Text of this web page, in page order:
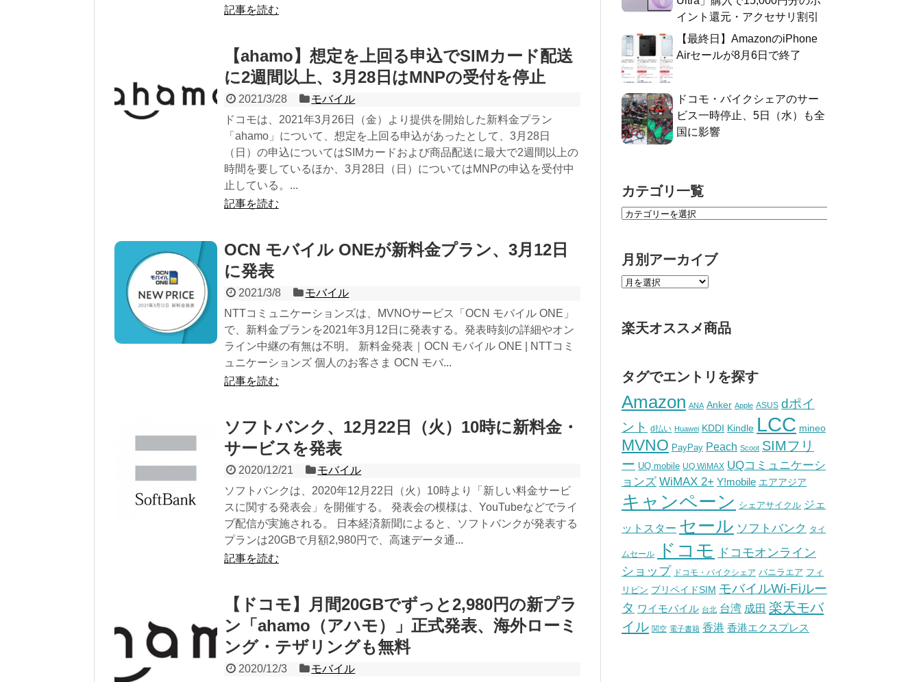
記事を読む
【ahamo】想定を上回る申込でSIMカード配送
に2週間以上、3月28日はMNPの受付を停止
2021/3/28
モバイル
ドコモは、2021年3月26日（金）より提供を開始した新料金プラン
「ahamo」について、想定を上回る申込があったとして、3月28日
（日）の申込についてはSIMカードおよび商品配送に最大で2週間以上の
時間を要しているほか、3月28日（日）についてはMNPの申込を受付中
止している。...
記事を読む
OCN モバイル ONEが新料金プラン、3月12日
に発表
2021/3/8
モバイル
NTTコミュニケーションズは、MVNOサービス「OCN モバイル ONE」
で、新料金プランを2021年3月12日に発表する。発表時刻の詳細やオン
ライン中継の有無は不明。 新料金発表｜OCN モバイル ONE | NTTコミ
ュニケーションズ 個人のお客さま OCN モバ...
記事を読む
ソフトバンク、12月22日（火）10時に新料金・
サービスを発表
2020/12/21
モバイル
ソフトバンクは、2020年12月22日（火）10時より「新しい料金サービ
スに関する発表会」を開催する。 発表会の模様は、YouTubeなどでライ
ブ配信が実施される。 日本経済新聞によると、ソフトバンクが発表する
プランは20GBで月額2,980円で、高速データ通...
記事を読む
【ドコモ】月間20GBでずっと2,980円の新プラ
ン「ahamo（アハモ）」正式発表、海外ローミ
ング・テザリングも無料
2020/12/3
モバイル
イント還元・アクセサリ割引
【最終日】AmazonのiPhone
Airセールが8月6日で終了
ドコモ・バイクシェアのサー
ビス一時停止、5日（水）も全
国に影響
カテゴリ一覧
月別アーカイブ
楽天オススメ商品
タグでエントリを探す
Amazon ANA Anker Apple ASUS dポイ
ント
d払い Huawei KDDI Kindle LCC mineo
MVNO PayPay Peach Scoot SIMフリ
ー UQ mobile UQ WiMAX UQコミュニケーシ
ョンズ WiMAX 2+ Y!mobile エアアジア
キャンペーン シェアサイクル ジェ
ットスター セール ソフトバンク タイ
ムセール ドコモ
ドコモオンライン
ショップ ドコモ・バイクシェア バニラエア フィ
リピン プリペイドSIM モバイルWi-Fiルー
タ ワイモバイル 台北 台湾 成田 楽天モバ
イル 関空 電子書籍 香港 香港エクスプレス